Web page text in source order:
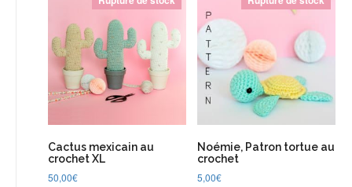
Cactus mexicain au
crochet XL
50,00€
Noémie, Patron tortue au
crochet
5,00€